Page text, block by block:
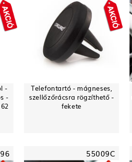
-
-
Telefontartó - mágneses,
szellőzőrácsra rögzíthető -
fekete
55009C